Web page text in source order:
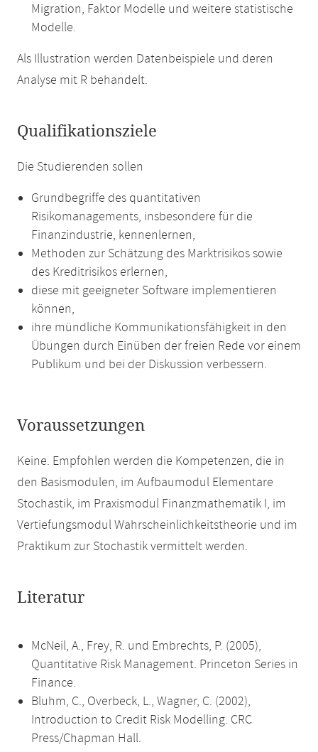
Migration, Faktor Modelle und weitere statistische
Modelle.
Als Illustration werden Datenbeispiele und deren
Analyse mit R behandelt.
Qualifikationsziele
Die Studierenden sollen
Grundbegriffe des quantitativen
Risikomanagements, insbesondere für die
Finanzindustrie, kennenlernen,
Methoden zur Schätzung des Marktrisikos sowie
des Kreditrisikos erlernen,
diese mit geeigneter Software implementieren
können,
ihre mündliche Kommunikationsfähigkeit in den
Übungen durch Einüben der freien Rede vor einem
Publikum und bei der Diskussion verbessern.
Voraussetzungen
Keine. Empfohlen werden die Kompetenzen, die in
den Basismodulen, im Aufbaumodul Elementare
Stochastik, im Praxismodul Finanzmathematik I, im
Vertiefungsmodul Wahrscheinlichkeitstheorie und im
Praktikum zur Stochastik vermittelt werden.
Literatur
McNeil, A., Frey, R. und Embrechts, P. (2005),
Quantitative Risk Management. Princeton Series in
Finance.
Bluhm, C., Overbeck, L., Wagner, C. (2002),
Introduction to Credit Risk Modelling. CRC
Press/Chapman Hall.